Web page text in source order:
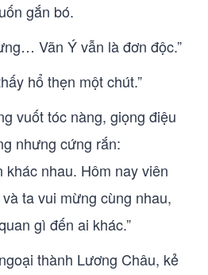
gắn bó.
Vãn Ý vẫn là đơn độc.”
hổ thẹn một chút.”
vuốt tóc nàng, giọng điệu
nhưng cứng rắn:
khác nhau. Hôm nay viên
ta vui mừng cùng nhau,
gì đến ai khác.”
thành Lương Châu, kẻ